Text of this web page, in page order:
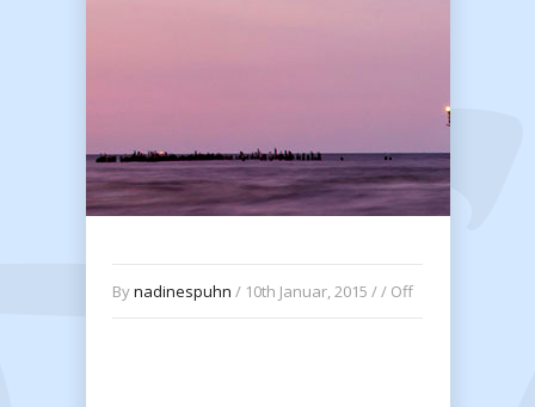
Bynadinespuhn / 10th Januar, 2015 / / Off